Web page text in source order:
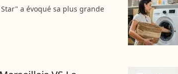
a évoqué sa plus grande